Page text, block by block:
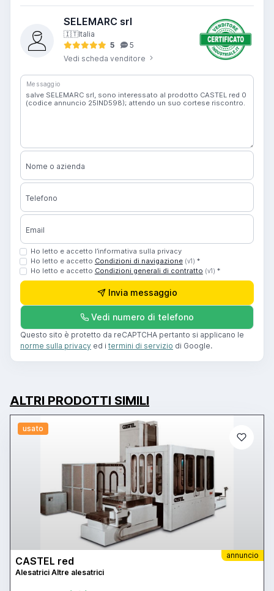
SELEMARC srl
🇮🇹Italia
5
5
Vedi scheda venditore
Messaggio
Nome o azienda
Telefono
Email
Ho letto e accetto l’informativa sulla privacy
Ho letto e accetto Condizioni di navigazione (v1) *
Ho letto e accetto Condizioni generali di contratto (v1) *
Invia messaggio
Vedi numero di telefono
Questo sito è protetto da reCAPTCHA pertanto si applicano le
norme sulla privacy ed i termini di servizio di Google.
ALTRI PRODOTTI SIMILI
usato
annuncio
CASTEL red
Alesatrici Altre alesatrici